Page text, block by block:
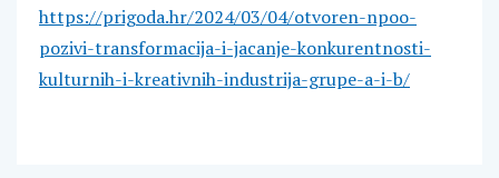
https://prigoda.hr/2024/03/04/otvoren-npoo-
pozivi-transformacija-i-jacanje-konkurentnosti-
kulturnih-i-kreativnih-industrija-grupe-a-i-b/